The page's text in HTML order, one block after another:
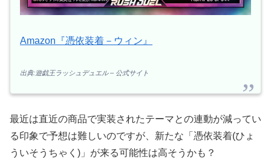
Amazon『憑依装着－ウィン』
出典:遊戯王ラッシュデュエル – 公式サイト
最近は直近の商品で実装されたテーマとの連動が減ってい
る印象で予想は難しいのですが、新たな「憑依装着(ひょ
ういそうちゃく)」が来る可能性は高そうかも？